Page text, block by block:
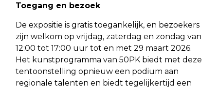
Toegang en bezoek
De expositie is gratis toegankelijk, en bezoekers
zijn welkom op vrijdag, zaterdag en zondag van
12:00 tot 17:00 uur tot en met 29 maart 2026.
Het kunstprogramma van 50PK biedt met deze
tentoonstelling opnieuw een podium aan
regionale talenten en biedt tegelijkertijd een